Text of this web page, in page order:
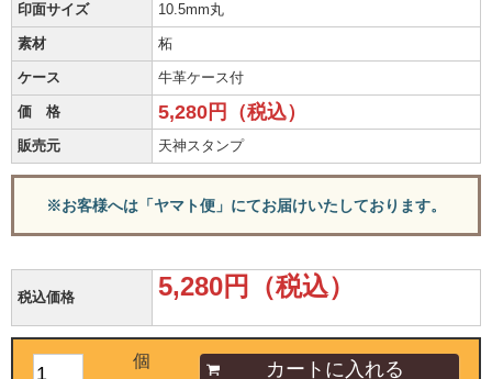
印面サイズ 10.5mm丸
素材 柘
ケース 牛革ケース付
価 格 5,280円（税込）
販売元 天神スタンプ
※お客様へは「ヤマト便」にてお届けいたしております。
税込価格 5,280円（税込）
個